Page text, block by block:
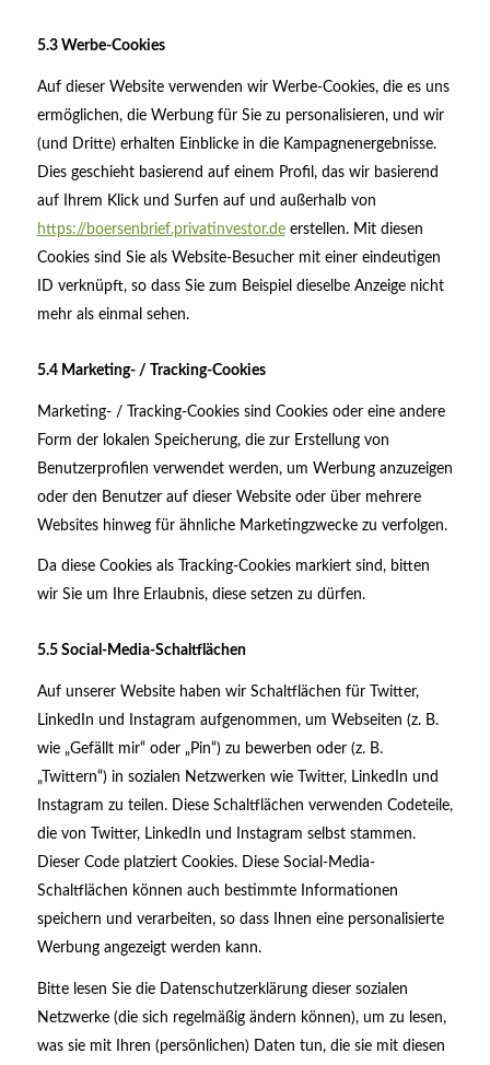
5.3 Werbe-Cookies
Auf dieser Website verwenden wir Werbe-Cookies, die es uns
ermöglichen, die Werbung für Sie zu personalisieren, und wir
(und Dritte) erhalten Einblicke in die Kampagnenergebnisse.
Dies geschieht basierend auf einem Profil, das wir basierend
auf Ihrem Klick und Surfen auf und außerhalb von
https://boersenbrief.privatinvestor.deerstellen. Mit diesen
Cookies sind Sie als Website-Besucher mit einer eindeutigen
ID verknüpft, so dass Sie zum Beispiel dieselbe Anzeige nicht
mehr als einmal sehen.
5.4 Marketing- / Tracking-Cookies
Marketing- / Tracking-Cookies sind Cookies oder eine andere
Form der lokalen Speicherung, die zur Erstellung von
Benutzerprofilen verwendet werden, um Werbung anzuzeigen
oder den Benutzer auf dieser Website oder über mehrere
Websites hinweg für ähnliche Marketingzwecke zu verfolgen.
Da diese Cookies als Tracking-Cookies markiert sind, bitten
wir Sie um Ihre Erlaubnis, diese setzen zu dürfen.
5.5 Social-Media-Schaltflächen
Auf unserer Website haben wir Schaltflächen für Twitter,
LinkedIn und Instagram aufgenommen, um Webseiten (z. B.
wie „Gefällt mir“ oder „Pin“) zu bewerben oder (z. B.
„Twittern“) in sozialen Netzwerken wie Twitter, LinkedIn und
Instagram zu teilen. Diese Schaltflächen verwenden Codeteile,
die von Twitter, LinkedIn und Instagram selbst stammen.
Dieser Code platziert Cookies. Diese Social-Media-
Schaltflächen können auch bestimmte Informationen
speichern und verarbeiten, so dass Ihnen eine personalisierte
Werbung angezeigt werden kann.
Bitte lesen Sie die Datenschutzerklärung dieser sozialen
Netzwerke (die sich regelmäßig ändern können), um zu lesen,
was sie mit Ihren (persönlichen) Daten tun, die sie mit diesen